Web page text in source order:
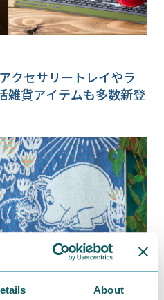
About
クセサリートレイやラ
雑貨アイテムも多数新登